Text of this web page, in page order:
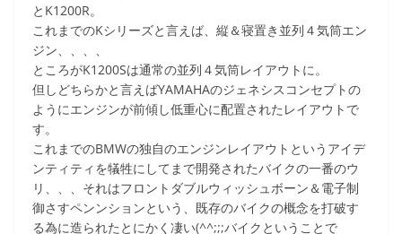
とK1200R。
これまでのKシリーズと言えば、縦＆寝置き並列４気筒エン
ジン、、、、
ところがK1200Sは通常の並列４気筒レイアウトに。
但しどちらかと言えばYAMAHAのジェネシスコンセプトの
ようにエンジンが前傾し低重心に配置されたレイアウトで
す。
これまでのBMWの独自のエンジンレイアウトというアイデ
ンティティを犠牲にしてまで開発されたバイクの一番のウ
リ、、、それはフロントダブルウィッシュボーン＆電子制
御さすペンンションという、既存のバイクの概念を打破す
る為に造られたとにかく凄い(^^;;;バイクということで